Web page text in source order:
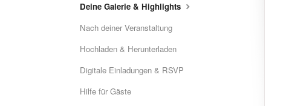
Deine Galerie & Highlights
Nach deiner Veranstaltung
Hochladen & Herunterladen
Digitale Einladungen & RSVP
Hilfe für Gäste